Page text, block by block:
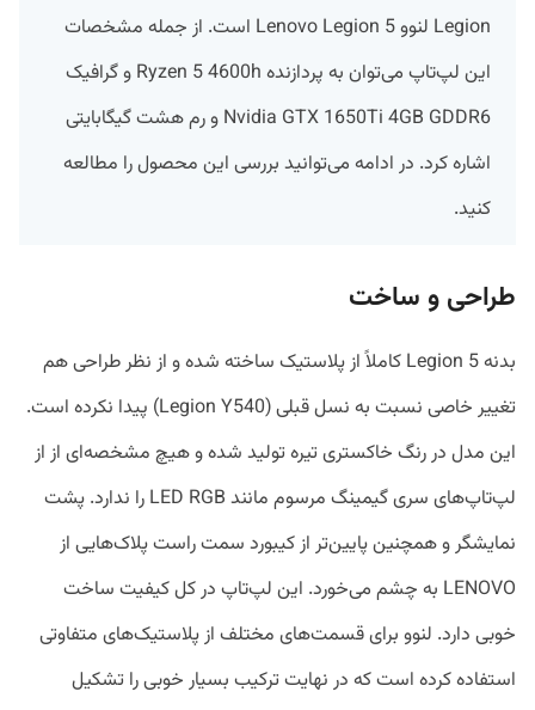
Legion لنوو Lenovo Legion 5 است. از جمله مشخصات
این لپ‌تاپ می‌توان به پردازنده Ryzen 5 4600h و گرافیک
Nvidia GTX 1650Ti 4GB GDDR6 و رم هشت گیگابایتی
اشاره کرد. در ادامه می‌توانید بررسی این محصول را مطالعه
کنید.
طراحی و ساخت
بدنه Legion 5 کاملاً از پلاستیک ساخته شده و از نظر طراحی هم
تغییر خاصی نسبت به نسل قبلی (Legion Y540) پیدا نکرده است.
این مدل در رنگ خاکستری تیره تولید شده و هیچ مشخصه‌ای از از
لپ‌تاپ‌های سری گیمینگ مرسوم مانند LED RGB را ندارد. پشت
نمایشگر و همچنین پایین‌تر از کیبورد سمت راست پلاک‌هایی از
LENOVO به چشم می‌خورد. این لپ‌تاپ در کل کیفیت ساخت
خوبی دارد. لنوو برای قسمت‌های مختلف از پلاستیک‌های متفاوتی
استفاده کرده است که در نهایت ترکیب بسیار خوبی را تشکیل